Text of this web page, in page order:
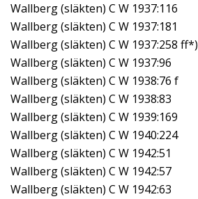
Wallberg (släkten) C W 1937:116
Wallberg (släkten) C W 1937:181
Wallberg (släkten) C W 1937:258 ff*)
Wallberg (släkten) C W 1937:96
Wallberg (släkten) C W 1938:76 f
Wallberg (släkten) C W 1938:83
Wallberg (släkten) C W 1939:169
Wallberg (släkten) C W 1940:224
Wallberg (släkten) C W 1942:51
Wallberg (släkten) C W 1942:57
Wallberg (släkten) C W 1942:63